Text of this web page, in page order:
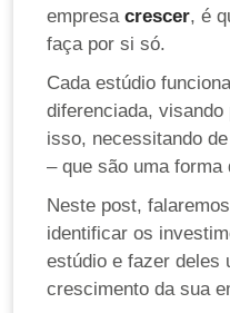
empresa crescer, é
faça por si só.
Cada estúdio
diferenciada, visando
isso, necessitando de
– que são uma forma
Neste post,
identificar os
estúdio e fazer deles
crescimento da sua